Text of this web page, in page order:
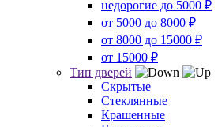
недорогие до 5000 ₽
от 5000 до 8000 ₽
от 8000 до 15000 ₽
от 15000 ₽
Тип дверей
Скрытые
Стеклянные
Крашенные